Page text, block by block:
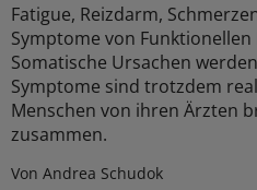
Fatigue, Reizdarm,
Symptome von
Somatische Ursachen
Symptome sind trotzdem
Menschen von ihren Ärzten
zusammen.
Von Andrea Schudok